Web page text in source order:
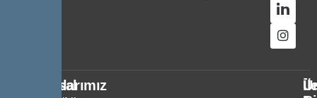
Kurumsal
Politikalarımız